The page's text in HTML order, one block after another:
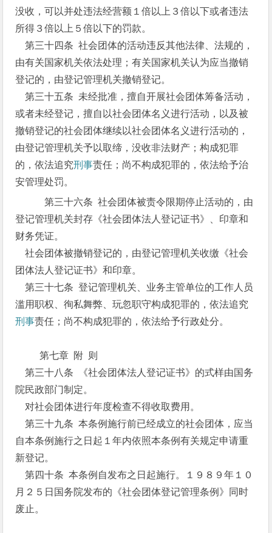
没收，可以并处违法经营额１倍以上３倍以下或者违法
所得３倍以上５倍以下的罚款。
第三十四条 社会团体的活动违反其他法律、法规的，
由有关国家机关依法处理；有关国家机关认为应当撤销
登记的，由登记管理机关撤销登记。
第三十五条 未经批准，擅自开展社会团体筹备活动，
或者未经登记，擅自以社会团体名义进行活动，以及被
撤销登记的社会团体继续以社会团体名义进行活动的，
由登记管理机关予以取缔，没收非法财产；构成犯罪
的，依法追究刑事责任；尚不构成犯罪的，依法给予治
安管理处罚。
第三十六条 社会团体被责令限期停止活动的，由
登记管理机关封存《社会团体法人登记证书》、印章和
财务凭证。
社会团体被撤销登记的，由登记管理机关收缴《社会
团体法人登记证书》和印章。
第三十七条 登记管理机关、业务主管单位的工作人员
滥用职权、徇私舞弊、玩忽职守构成犯罪的，依法追究
刑事责任；尚不构成犯罪的，依法给予行政处分。
第七章 附 则
第三十八条 《社会团体法人登记证书》的式样由国务
院民政部门制定。
对社会团体进行年度检查不得收取费用。
第三十九条 本条例施行前已经成立的社会团体，应当
自本条例施行之日起１年内依照本条例有关规定申请重
新登记。
第四十条 本条例自发布之日起施行。１９８９年１０
月２５日国务院发布的《社会团体登记管理条例》同时
废止。